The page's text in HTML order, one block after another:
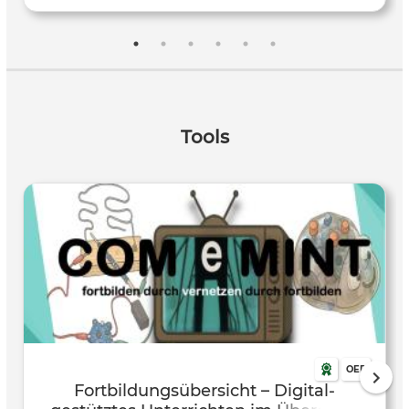
werden die Teilnehmenden in praxisorientierten
Sequenzen dazu angeleitet, digitale Tools gezielt
nachhaltige Impulse für den Sachunterricht zu geben. Auf
pädagogischen Doppeldeckers, werden Konsumenten-
sowie Produzentenperspektiven eingenommen. Die
Fortbildung richtet sich an fachlich ausgebildete sowie
fachfremd unterrichtende Sachunterrichtslehrkräfte der
Grundschule.
Tools
OER
Fortbildungsübersicht – Digital-